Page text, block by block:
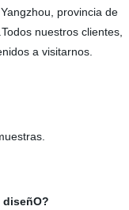
provincia de
nuestros clientes,
a visitarnos.
diseñO?